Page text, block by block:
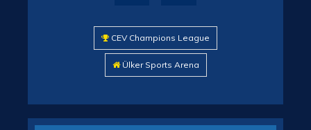
CEV Champions League
Ülker Sports Arena